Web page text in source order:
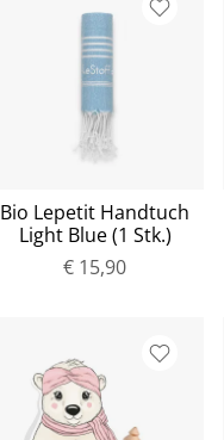
Bio Lepetit Handtuch
Light Blue (1 Stk.)
€ 15,90